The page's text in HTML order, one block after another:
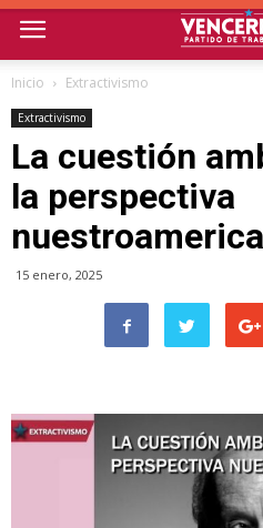
Inicio Extractivismo
Extractivismo
La cuestión
la perspectiva
15 enero, 2025